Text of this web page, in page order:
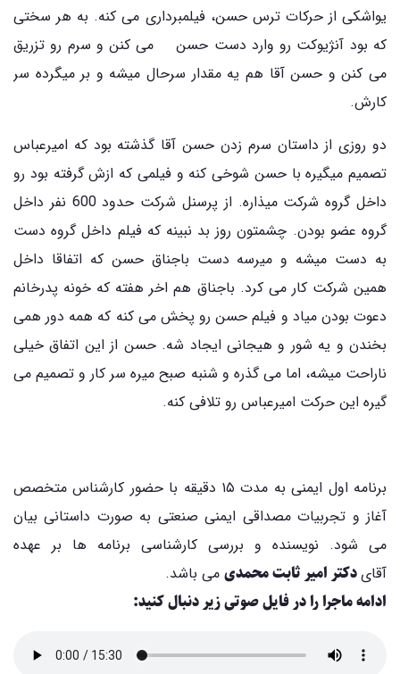
یواشکی از حرکات ترس حسن، فیلمبرداری می کنه. به هر سختی
که بود آنژیوکت رو وارد دست حسن می کنن و سرم رو تزریق
می کنن و حسن آقا هم یه مقدار سرحال میشه و بر میگرده سر
کارش.
دو روزی از داستان سرم زدن حسن آقا گذشته بود که امیرعباس
تصمیم میگیره با حسن شوخی کنه و فیلمی که ازش گرفته بود رو
داخل گروه شرکت میذاره. از پرسنل شرکت حدود 600 نفر داخل
گروه عضو بودن. چشمتون روز بد نبینه که فیلم داخل گروه دست
به دست میشه و میرسه دست باجناق حسن که اتفاقا داخل
همین شرکت کار می کرد. باجناق هم اخر هفته که خونه پدرخانم
دعوت بودن میاد و فیلم حسن رو پخش می کنه که همه دور همی
بخندن و یه شور و هیجانی ایجاد شه. حسن از این اتفاق خیلی
ناراحت میشه، اما می گذره و شنبه صبح میره سر کار و تصمیم می
گیره این حرکت امیرعباس رو تلافی کنه.
برنامه اول ایمنی به مدت ۱۵ دقیقه با حضور کارشناس متخصص
آغاز و تجربیات مصداقی ایمنی صنعتی به صورت داستانی بیان
می شود. نویسنده و بررسی کارشناسی برنامه ها بر عهده
آقایدکتر امیر ثابت محمدی می باشد.
ادامه ماجرا را در فایل صوتی زیر دنبال کنید: